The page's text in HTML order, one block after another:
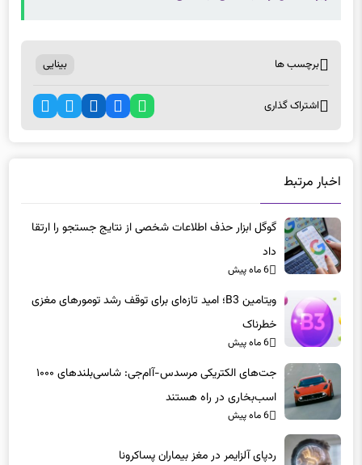
گوگل ابزار حذف اطلاعات شخصی از نتایج جستجو را ارتقا
داد
6 ماه پیش
خطرناک
6 ماه پیش
اسب‌بخاری در راه هستند
6 ماه پیش